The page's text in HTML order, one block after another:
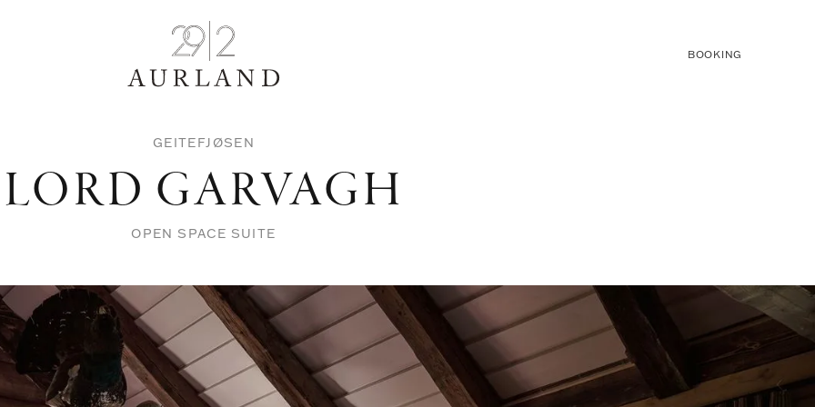
BOOKING
GEITEFJØSEN
LORD GARVAGH
OPEN SPACE SUITE